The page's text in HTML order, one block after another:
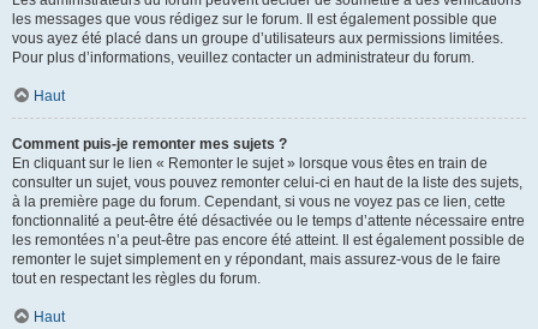
les messages que vous rédigez sur le forum. Il est également possible que
vous ayez été placé dans un groupe d’utilisateurs aux permissions limitées.
Pour plus d’informations, veuillez contacter un administrateur du forum.
Haut
Comment puis-je remonter mes sujets ?
En cliquant sur le lien « Remonter le sujet » lorsque vous êtes en train de
consulter un sujet, vous pouvez remonter celui-ci en haut de la liste des sujets,
à la première page du forum. Cependant, si vous ne voyez pas ce lien, cette
fonctionnalité a peut-être été désactivée ou le temps d’attente nécessaire entre
les remontées n’a peut-être pas encore été atteint. Il est également possible de
remonter le sujet simplement en y répondant, mais assurez-vous de le faire
tout en respectant les règles du forum.
Haut